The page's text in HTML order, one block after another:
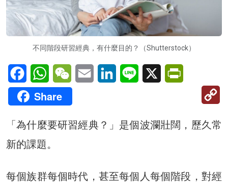
不同階段研習經典，有什麼目的？（Shutterstock）
FacebookWhatsAppWeChatEmail LinkedInLine X
Share
「為什麼要研習經典？」是個波瀾壯闊，歷久常
新的課題。
每個族群每個時代，甚至每個人每個階段，對經